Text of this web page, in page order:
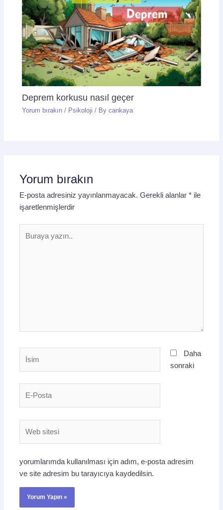
Deprem korkusu nasıl geçer
Yorum bırakın / Psikoloji / Bycankaya
Yorum bırakın
E-posta adresiniz yayınlanmayacak. Gerekli alanlar* ile
işaretlenmişlerdir
yazın..
Daha
sonraki
yorumlarımda kullanılması için adım, e-posta adresim
ve site adresim bu tarayıcıya kaydedilsin.